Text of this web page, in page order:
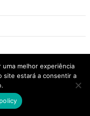
melhor experiência
site estará a consentir a